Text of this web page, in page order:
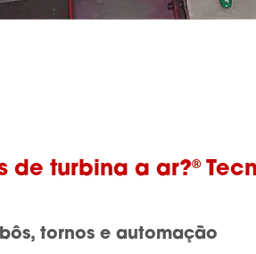
de turbina a ar?®
tornos e automação